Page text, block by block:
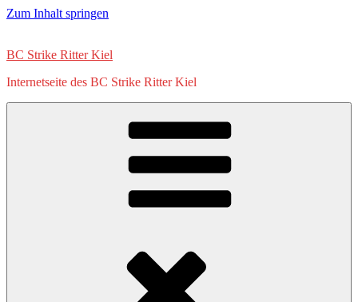
Zum Inhalt springen
BC Strike Ritter Kiel
Internetseite des BC Strike Ritter Kiel